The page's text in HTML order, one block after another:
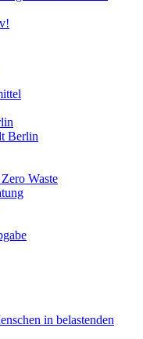
Berlin
Waste
in belastenden